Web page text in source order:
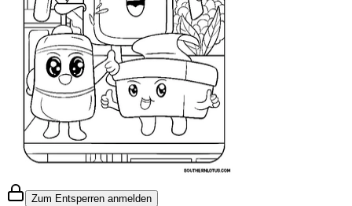
Zum Entsperren anmelden